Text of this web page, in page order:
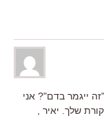
ייגמר בדם"? אני
שלך. יאיר ,